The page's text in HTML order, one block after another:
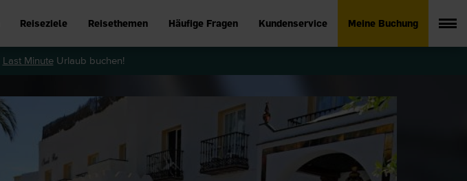
Reiseziele Reisethemen Häufige Fragen Kundenservice Meine Buchung
Last MinuteUrlaub buchen!